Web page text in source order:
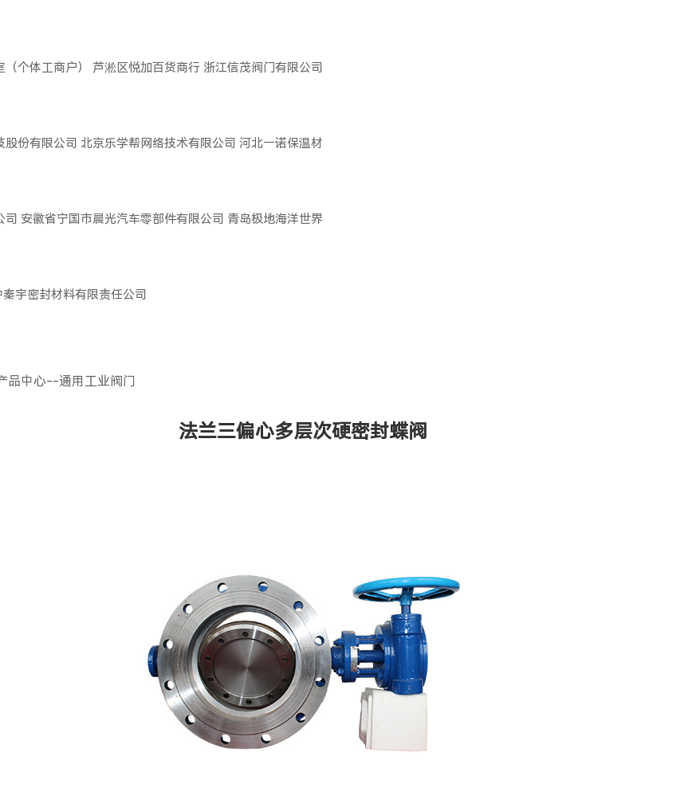
个体工商户） 芦淞区悦加百货商行 浙江信茂阀门有限公司
股份有限公司 北京乐学帮网络技术有限公司 河北一诺保温材
司 安徽省宁国市晨光汽车零部件有限公司 青岛极地海洋世界
秦宇密封材料有限责任公司
品中心--通用工业阀门
法兰三偏心多层次硬密封蝶阀